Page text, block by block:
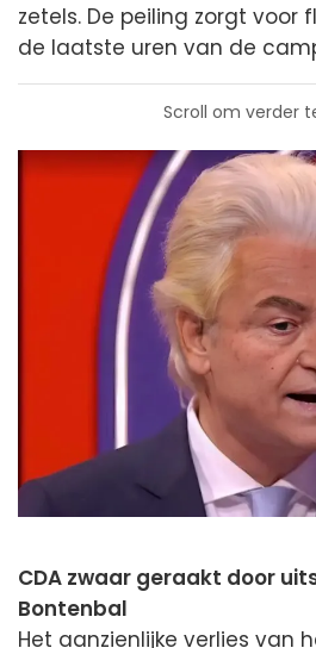
zetels. De peiling zorgt voor
de laatste uren van de
Scroll om verder
CDA zwaar geraakt door
Bontenbal
Het aanzienlijke verlies van